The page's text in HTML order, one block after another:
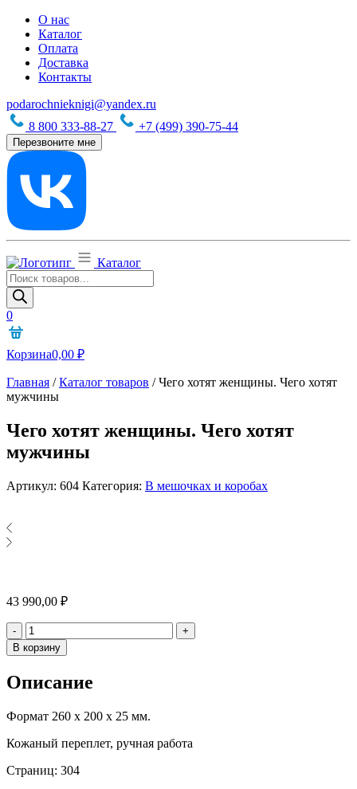
О нас
Каталог
Оплата
Доставка
Контакты
podarochnieknigi@yandex.ru
8 800 333-88-27
+7 (499) 390-75-44
Перезвоните мне
Каталог
Поиск
товаров
0
Корзина0,00 ₽
Главная /Каталог товаров /Чего хотят женщины. Чего хотят
мужчины
Чего хотят женщины. Чего хотят
мужчины
Артикул: 604 Категория: В мешочках и коробах
43 990,00 ₽
- Количество
+
В корзину
Описание
Формат 260 х 200 х 25 мм.
Кожаный переплет, ручная работа
Страниц: 304